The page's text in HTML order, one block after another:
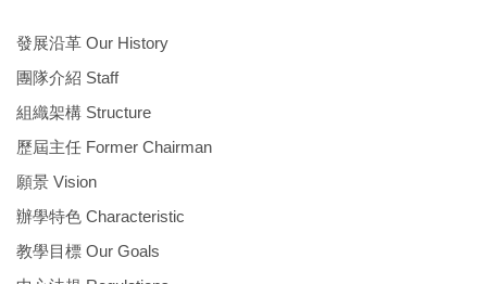
發展沿革 Our History
團隊介紹 Staff
組織架構 Structure
歷屆主任 Former Chairman
願景 Vision
辦學特色 Characteristic
教學目標 Our Goals